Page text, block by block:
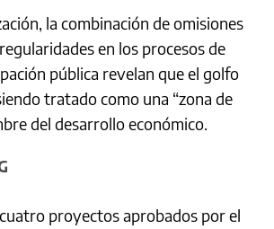
la combinación de omisiones
en los procesos de
pública revelan que el golfo
tratado como una “zona de
del desarrollo económico.
proyectos aprobados por el